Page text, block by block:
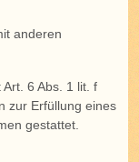
anderen
6 Abs. 1 lit. f
zur Erfüllung eines
gestattet.